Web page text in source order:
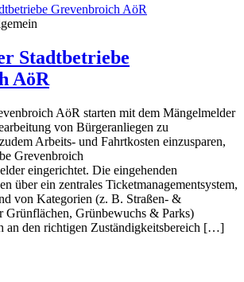
Stadtbetriebe
AöR
AöR starten mit dem Mängelmelder
von Bürgeranliegen zu
Arbeits- und Fahrtkosten einzusparen,
Grevenbroich
eingerichtet. Die eingehenden
über ein zentrales Ticketmanagementsystem,
von Kategorien (z. B. Straßen- &
Grünflächen, Grünbewuchs & Parks)
an den richtigen Zuständigkeitsbereich […]